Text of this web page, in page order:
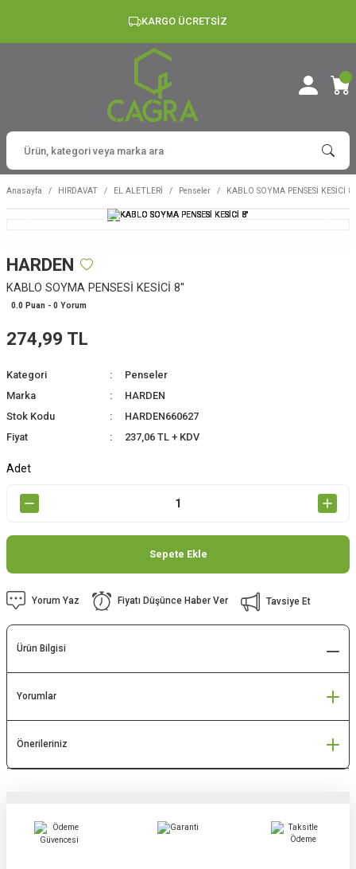
KARGO ÜCRETSİZ
Anasayfa HIRDAVAT EL ALETLERİ Penseler KABLO SOYMA PENSESİ KESİCİ 8''
HARDEN
KABLO SOYMA PENSESİ KESİCİ 8''
0.0 Puan - 0 Yorum
274,99 TL
Kategori
Penseler
Marka
HARDEN
Stok Kodu
HARDEN660627
Fiyat
237,06 TL + KDV
Adet
Sepete Ekle
Yorum Yaz Fiyatı Düşünce Haber Ver Tavsiye Et
Ürün Bilgisi
Yorumlar
Önerileriniz